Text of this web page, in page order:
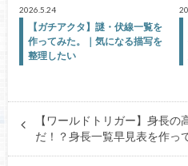
2026.5.24
【ガチアクタ】謎・伏線一覧を
作ってみた。｜気になる描写を
整理したい
【ワールドトリガー】身長
だ！？身長一覧早見表を作っ